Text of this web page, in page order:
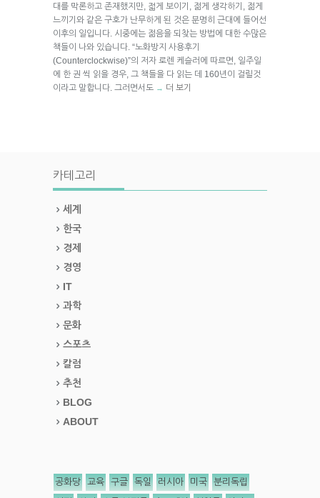
대를 막론하고 존재했지만, 젋게 보이기, 젊게 생각하기, 젊게
느끼기와 같은 구호가 난무하게 된 것은 분명히 근대에 들어선
이후의 일입니다. 시중에는 젊음을 되찾는 방법에 대한 수많은
책들이 나와 있습니다. “노화방지 사용후기
(Counterclockwise)”의 저자 로렌 케슬러에 따르면, 일주일
에 한 권 씩 읽을 경우, 그 책들을 다 읽는 데 160년이 걸릴것
이라고 말합니다. 그러면서도 → 더 보기
카테고리
세계
한국
경제
경영
IT
과학
문화
스포츠
칼럼
추천
BLOG
ABOUT
공화당 교육 구글 독일 러시아 미국 분리독립